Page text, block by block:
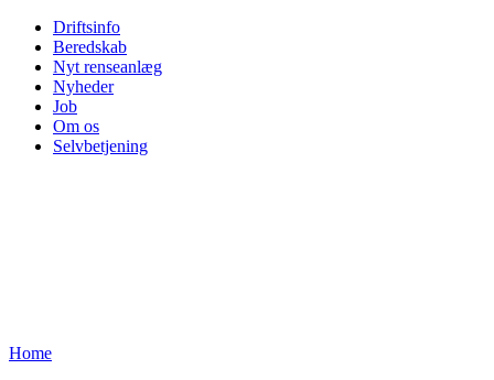
Driftsinfo
Beredskab
Nyt renseanlæg
Nyheder
Job
Om os
Selvbetjening
Home